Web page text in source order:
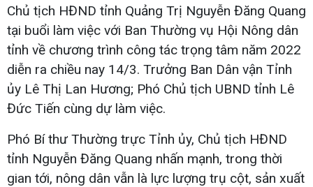
Chủ tịch HĐND tỉnh Quảng Trị Nguyễn Đăng Quang
tại buổi làm việc với Ban Thường vụ Hội Nông dân
tỉnh về chương trình công tác trọng tâm năm 2022
diễn ra chiều nay 14/3. Trưởng Ban Dân vận Tỉnh
ủy Lê Thị Lan Hương; Phó Chủ tịch UBND tỉnh Lê
Đức Tiến cùng dự làm việc.
Phó Bí thư Thường trực Tỉnh ủy, Chủ tịch HĐND
tỉnh Nguyễn Đăng Quang nhấn mạnh, trong thời
gian tới, nông dân vẫn là lực lượng trụ cột, sản xuất